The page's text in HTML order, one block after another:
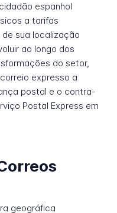
espanhol
a tarifas
sua localização
ao longo dos
do setor,
expresso a
postal e o contra-
Postal Express em
geográfica